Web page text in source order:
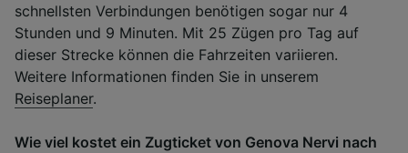
schnellsten Verbindungen benötigen sogar nur 4
Stunden und 9 Minuten. Mit 25 Zügen pro Tag auf
dieser Strecke können die Fahrzeiten variieren.
Weitere Informationen finden Sie in unserem
Reiseplaner.
Wie viel kostet ein Zugticket von Genova Nervi nach